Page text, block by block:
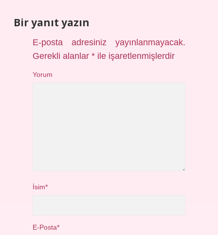
Bir yanıt yazın
E-posta adresiniz yayınlanmayacak.
Gerekli alanlar* ile işaretlenmişlerdir
Yorum
İsim*
E-Posta*